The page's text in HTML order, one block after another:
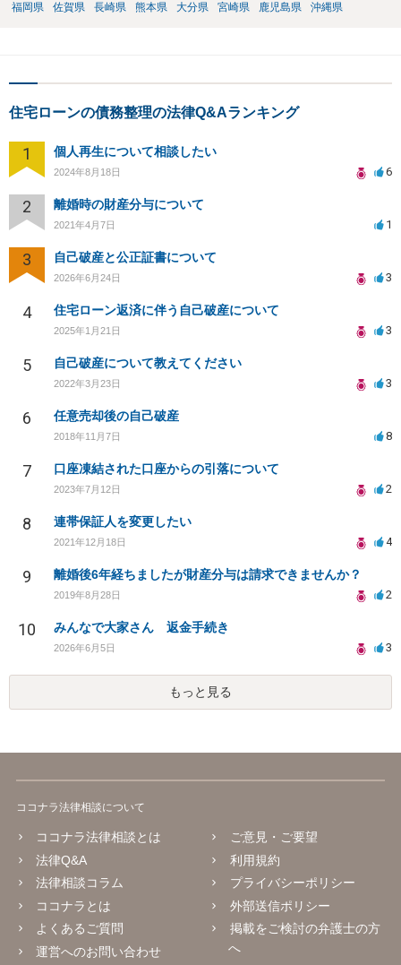
福岡県
佐賀県 長崎県 熊本県 大分県 宮崎県 鹿児島県 沖縄県
住宅ローンの債務整理の法律Q&Aランキング
1 個人再生について相談したい
2024年8月18日 6
2 離婚時の財産分与について
2021年4月7日 1
3 自己破産と公正証書について
2026年6月24日 3
4 住宅ローン返済に伴う自己破産について
2025年1月21日 3
5 自己破産について教えてください
2022年3月23日 3
6 任意売却後の自己破産
2018年11月7日 8
7 口座凍結された口座からの引落について
2023年7月12日 2
8 連帯保証人を変更したい
2021年12月18日 4
9 離婚後6年経ちましたが財産分与は請求できませんか？
2019年8月28日 2
10 みんなで大家さん 返金手続き
2026年6月5日 3
もっと見る
ココナラ法律相談について
ココナラ法律相談とは
法律Q&A
法律相談コラム
ココナラとは
よくあるご質問
運営へのお問い合わせ
ご意見・ご要望
利用規約
プライバシーポリシー
外部送信ポリシー
掲載をご検討の弁護士の方
へ